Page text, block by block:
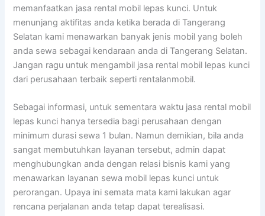
memanfaatkan jasa rental mobil lepas kunci. Untuk
menunjang aktifitas anda ketika berada di Tangerang
Selatan kami menawarkan banyak jenis mobil yang boleh
anda sewa sebagai kendaraan anda di Tangerang Selatan.
Jangan ragu untuk mengambil jasa rental mobil lepas kunci
dari perusahaan terbaik seperti rentalanmobil.
Sebagai informasi, untuk sementara waktu jasa rental mobil
lepas kunci hanya tersedia bagi perusahaan dengan
minimum durasi sewa 1 bulan. Namun demikian, bila anda
sangat membutuhkan layanan tersebut, admin dapat
menghubungkan anda dengan relasi bisnis kami yang
menawarkan layanan sewa mobil lepas kunci untuk
perorangan. Upaya ini semata mata kami lakukan agar
rencana perjalanan anda tetap dapat terealisasi.